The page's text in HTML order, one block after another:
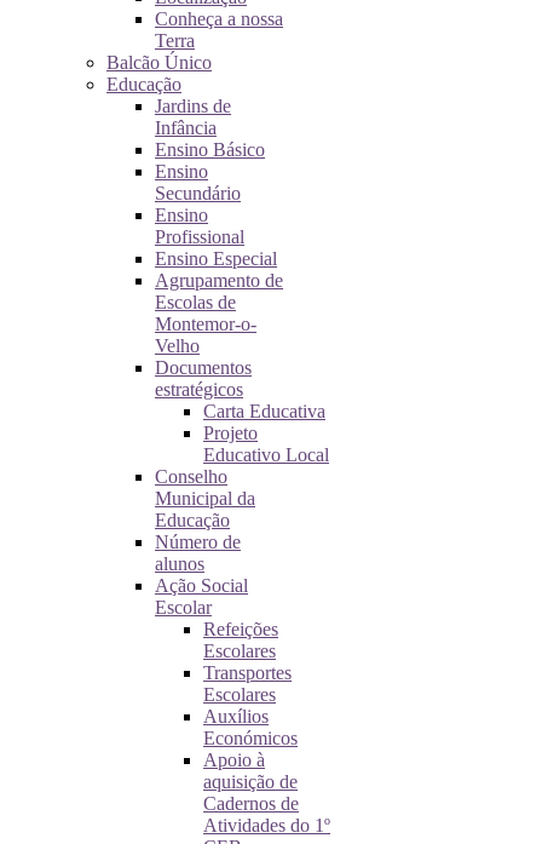
Conheça a nossa
Terra
Balcão Único
Educação
Jardins de
Infância
Ensino Básico
Ensino
Secundário
Ensino
Profissional
Ensino Especial
Agrupamento de
Escolas de
Montemor-o-
Velho
Documentos
estratégicos
Carta Educativa
Projeto
Educativo Local
Conselho
Municipal da
Educação
Número de
alunos
Ação Social
Escolar
Refeições
Escolares
Transportes
Escolares
Auxílios
Económicos
Apoio à
aquisição de
Cadernos de
Atividades do 1º